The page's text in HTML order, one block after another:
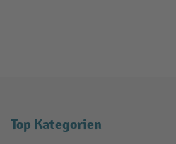
Top Kategorien